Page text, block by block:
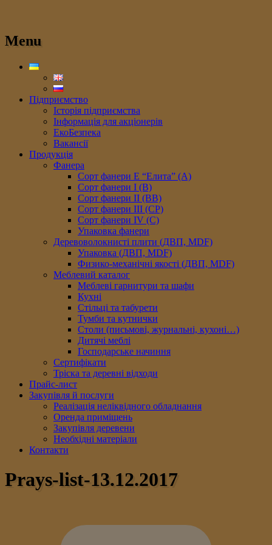
Menu
Підприємство
Історія підприємства
Інформація для акціонерів
ЕкоБезпека
Вакансії
Продукція
Фанера
Сорт фанери E “Елита” (A)
Сорт фанери I (В)
Сорт фанери II (ВB)
Сорт фанери III (CP)
Сорт фанери IV (C)
Упаковка фанери
Деревоволокнисті плити (ДВП, MDF)
Упаковка (ДВП, MDF)
Физико-механічні якості (ДВП, MDF)
Меблевий каталог
Меблеві гарнитури та шафи
Кухні
Стільці та табурети
Тумби та кутнички
Столи (письмові, журнальні, кухоні…)
Дитячі меблі
Господарське начиння
Сертифікати
Тріска та деревні відходи
Прайс-лист
Закупівля й послуги
Реалізація неліквідного обладнання
Оренда приміщень
Закупівля деревени
Необхідні матеріали
Контакти
Prays-list-13.12.2017